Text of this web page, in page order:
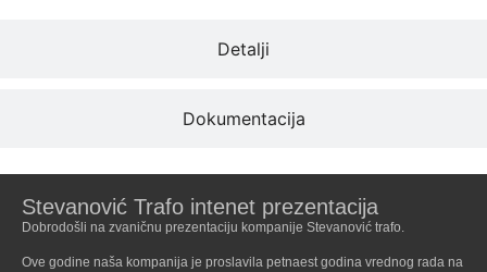
Detalji
Dokumentacija
Stevanović Trafo intenet prezentacija
Dobrodošli na zvaničnu prezentaciju kompanije Stevanović trafo.
Ove godine naša kompanija je proslavila petnaest godina vrednog rada na